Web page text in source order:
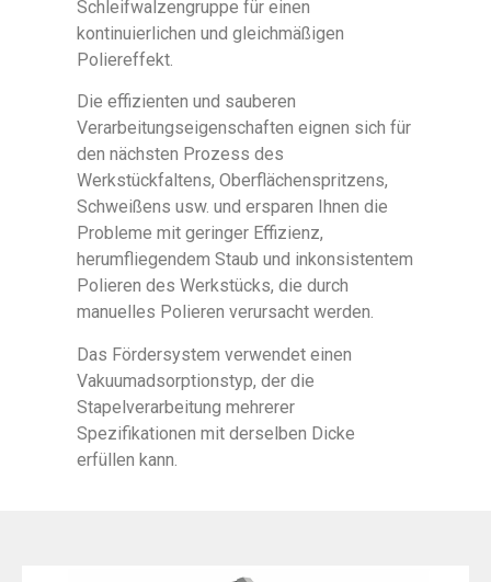
Schleifwalzengruppe für einen
kontinuierlichen und gleichmäßigen
Poliereffekt.
Die effizienten und sauberen
Verarbeitungseigenschaften eignen sich für
den nächsten Prozess des
Werkstückfaltens, Oberflächenspritzens,
Schweißens usw. und ersparen Ihnen die
Probleme mit geringer Effizienz,
herumfliegendem Staub und inkonsistentem
Polieren des Werkstücks, die durch
manuelles Polieren verursacht werden.
Das Fördersystem verwendet einen
Vakuumadsorptionstyp, der die
Stapelverarbeitung mehrerer
Spezifikationen mit derselben Dicke
erfüllen kann.